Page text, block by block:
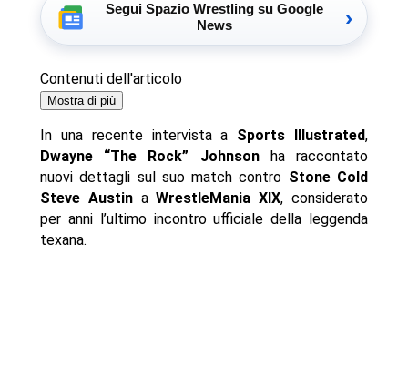
Segui Spazio Wrestling su Google
News
›
Contenuti dell'articolo
Mostra di più
In una recente intervista a Sports Illustrated,
Dwayne “The Rock” Johnsonha raccontato
nuovi dettagli sul suo match contro Stone Cold
Steve AustinaWrestleMania XIX, considerato
per anni l’ultimo incontro ufficiale della leggenda
texana.